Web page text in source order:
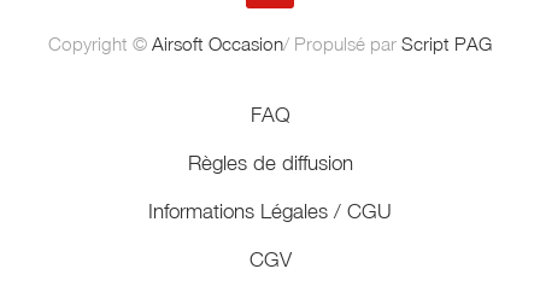
Copyright © Airsoft Occasion/ Propulsé par Script PAG
FAQ
Règles de diffusion
Informations Légales / CGU
CGV